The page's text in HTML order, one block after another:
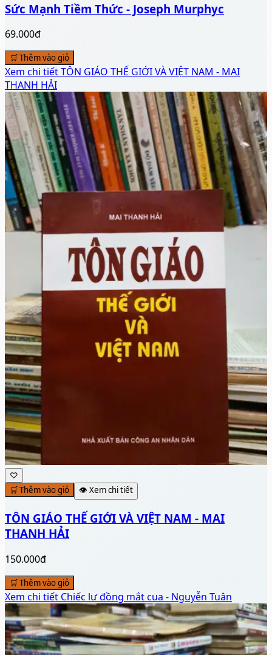
Sức Mạnh Tiềm Thức - Joseph Murphyc
69.000đ
🛒 Thêm vào giỏ
Xem chi tiếtTÔN GIÁO THẾ GIỚI VÀ VIỆT NAM - MAI
THANH HẢI
♡
🛒 Thêm vào giỏ
👁️ Xem chi tiết
TÔN GIÁO THẾ GIỚI VÀ VIỆT NAM - MAI
THANH HẢI
150.000đ
🛒 Thêm vào giỏ
Xem chi tiết Chiếc lư đồng mắt cua - Nguyễn Tuân